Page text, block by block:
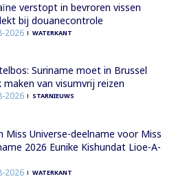
verstopt in bevroren vissen
bij douanecontrole
2026 WATERKANT
Suriname moet in Brussel
maken van visumvrij reizen
2026 STARNIEUWS
Miss Universe-deelname voor Miss
2026 Eunike Kishundat Lioe-A-
2026 WATERKANT